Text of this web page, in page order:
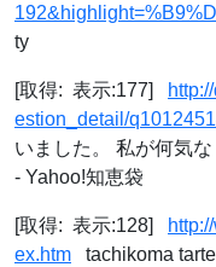
ty
[取得: 表示:177]
estion_detail/
いました。 私が何気
- Yahoo!知恵袋
[取得: 表示:128]
ex.htm tachikoma tarte